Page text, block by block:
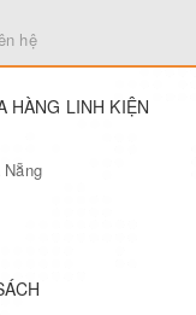
hệ
HÀNG LINH KIỆN